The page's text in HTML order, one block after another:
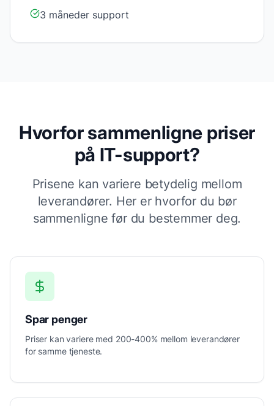
3 måneder support
Hvorfor sammenligne priser
på IT-support?
Prisene kan variere betydelig mellom
leverandører. Her er hvorfor du bør
sammenligne før du bestemmer deg.
Spar penger
Priser kan variere med 200-400% mellom leverandører
for samme tjeneste.